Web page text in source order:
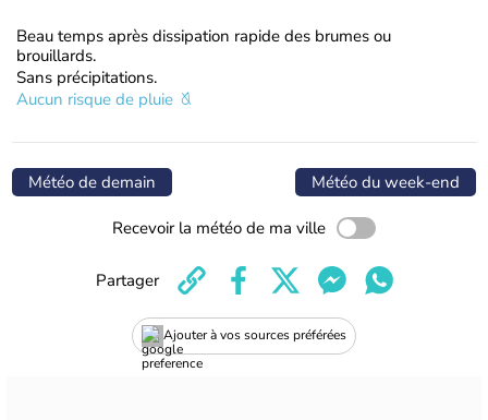
Beau temps après dissipation rapide des brumes ou
brouillards.
Sans précipitations.
Aucun risque de pluie
Météo de demain Météo du week-end
Recevoir la météo de ma ville
Ajouter à vos sources préférées
Partager